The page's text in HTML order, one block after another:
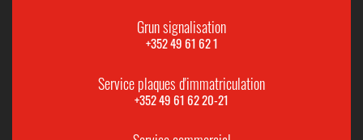
Grun signalisation
+352 49 61 62 1
Service plaques d'immatriculation
+352 49 61 62 20-21